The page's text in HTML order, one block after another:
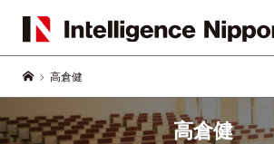
高倉健
高倉健